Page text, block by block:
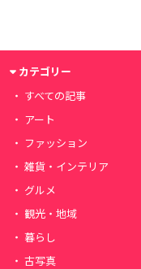
カテゴリー
すべての記事
アート
ファッション
雑貨・インテリア
グルメ
観光・地域
暮らし
古写真